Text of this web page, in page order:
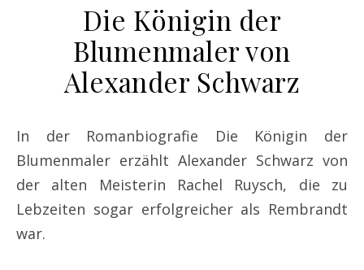
Die Königin der
Blumenmaler von
Alexander Schwarz
In der Romanbiografie Die Königin der
Blumenmaler erzählt Alexander Schwarz von
der alten Meisterin Rachel Ruysch, die zu
Lebzeiten sogar erfolgreicher als Rembrandt
war.